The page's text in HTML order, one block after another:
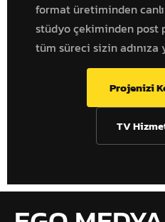
format üretiminden
stüdyo çekiminden post
tüm süreci sizin
Projenizi
TV